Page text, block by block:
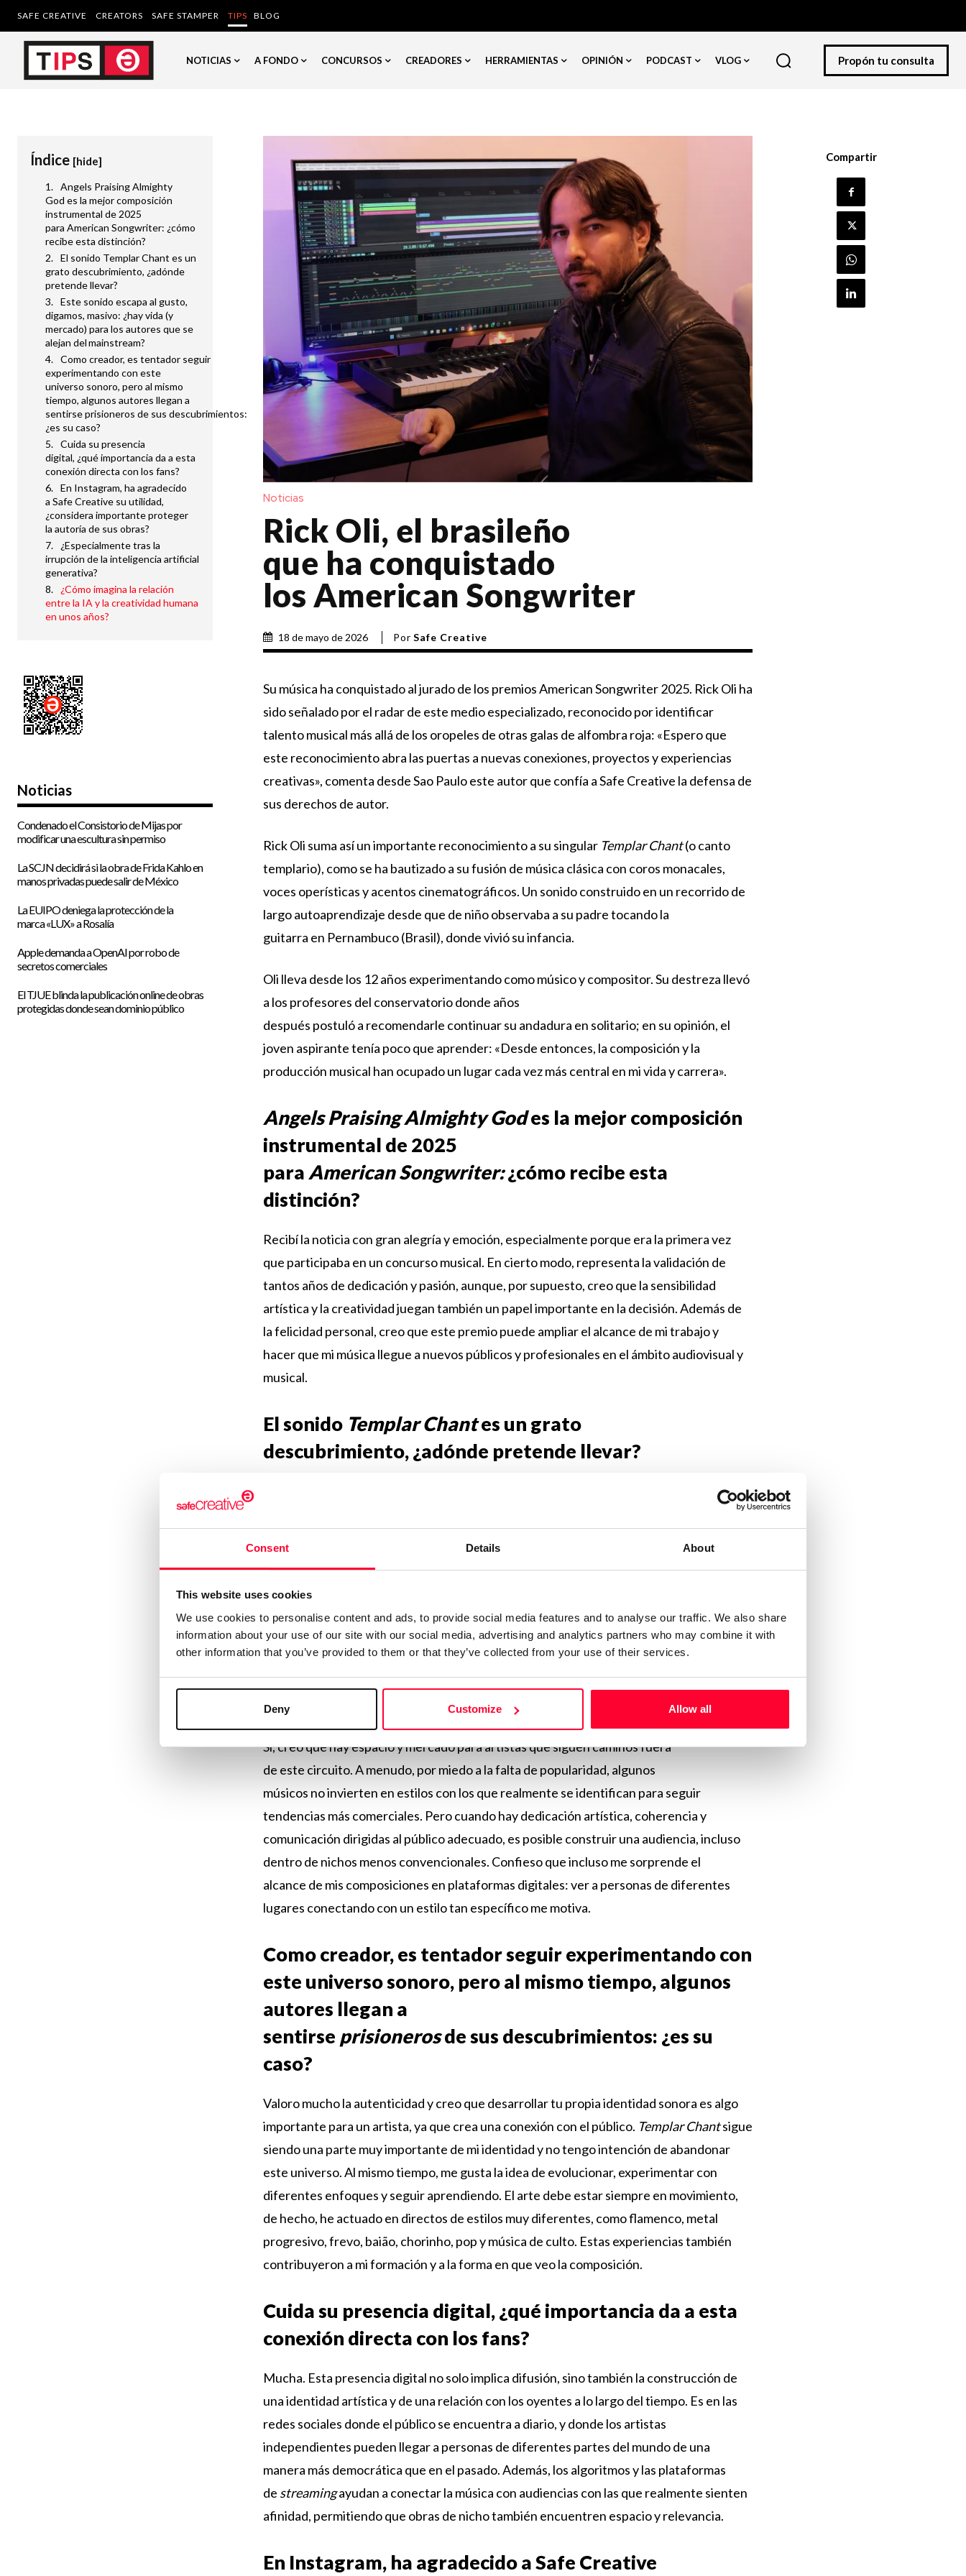
Consent Details About
This website uses cookies
We use cookies to personalise content and ads, to provide social media features and to analyse our traffic. We also share
information about your use of our site with our social media, advertising and analytics partners who may combine it with
other information that you’ve provided to them or that they’ve collected from your use of their services.
Deny Customize Allow all
SAFE CREATIVE CREATORS SAFE STAMPER TIPS BLOG
NOTICIAS A FONDO CONCURSOS CREADORES HERRAMIENTAS OPINIÓN PODCAST VLOG Propón tu consulta
Índice [hide]
Angels Praising Almighty
God es la mejor composición
instrumental de 2025
para American Songwriter: ¿cómo
recibe esta distinción?
El sonido Templar Chant es un
grato descubrimiento, ¿adónde
pretende llevar?
Este sonido escapa al gusto,
digamos, masivo: ¿hay vida (y
mercado) para los autores que se
alejan del mainstream?
Como creador, es tentador seguir
experimentando con este
universo sonoro, pero al mismo
tiempo, algunos autores llegan a
sentirse prisioneros de sus descubrimientos:
¿es su caso?
Cuida su presencia
digital, ¿qué importancia da a esta
conexión directa con los fans?
En Instagram, ha agradecido
a Safe Creative su utilidad,
¿considera importante proteger
la autoría de sus obras?
¿Especialmente tras la
irrupción de la inteligencia artificial
generativa?
¿Cómo imagina la relación
entre la IA y la creatividad humana
en unos años?
Noticias
Condenado el Consistorio de Mijas por
modificar una escultura sin permiso
La SCJN decidirá si la obra de Frida Kahlo en
manos privadas puede salir de México
La EUIPO deniega la protección de la
marca «LUX» a Rosalía
Apple demanda a OpenAI por robo de
secretos comerciales
El TJUE blinda la publicación online de obras
protegidas donde sean dominio público
Noticias
Rick Oli, el brasileño
que ha conquistado
los American Songwriter
18 de mayo de 2026 Por Safe Creative
Su música ha conquistado al jurado de los premios American Songwriter 2025. Rick Oli ha
sido señalado por el radar de este medio especializado, reconocido por identificar
talento musical más allá de los oropeles de otras galas de alfombra roja: «Espero que
este reconocimiento abra las puertas a nuevas conexiones, proyectos y experiencias
creativas», comenta desde Sao Paulo este autor que confía a Safe Creative la defensa de
sus derechos de autor.
Rick Oli suma así un importante reconocimiento a su singular Templar Chant(o canto
templario), como se ha bautizado a su fusión de música clásica con coros monacales,
voces operísticas y acentos cinematográficos. Un sonido construido en un recorrido de
largo autoaprendizaje desde que de niño observaba a su padre tocando la
guitarra en Pernambuco (Brasil), donde vivió su infancia.
Oli lleva desde los 12 años experimentando como músico y compositor. Su destreza llevó
a los profesores del conservatorio donde años
después postuló a recomendarle continuar su andadura en solitario; en su opinión, el
joven aspirante tenía poco que aprender: «Desde entonces, la composición y la
producción musical han ocupado un lugar cada vez más central en mi vida y carrera».
Angels Praising Almighty Godes la mejor composición
instrumental de 2025
para American Songwriter:¿cómo recibe esta
distinción?
Recibí la noticia con gran alegría y emoción, especialmente porque era la primera vez
que participaba en un concurso musical. En cierto modo, representa la validación de
tantos años de dedicación y pasión, aunque, por supuesto, creo que la sensibilidad
artística y la creatividad juegan también un papel importante en la decisión. Además de
la felicidad personal, creo que este premio puede ampliar el alcance de mi trabajo y
hacer que mi música llegue a nuevos públicos y profesionales en el ámbito audiovisual y
musical.
El sonido Templar Chantes un grato
descubrimiento, ¿adónde pretende llevar?
admirado profundamente como la música clásica, la ópera y el canto gregoriano. Es una
Este sonido escapa al gusto, digamos, masivo: ¿hay vida
(y mercado) para los autores que se alejan
del
Sí, creo que hay espacio y mercado para artistas que siguen caminos fuera
de este circuito. A menudo, por miedo a la falta de popularidad, algunos
músicos no invierten en estilos con los que realmente se identifican para seguir
tendencias más comerciales. Pero cuando hay dedicación artística, coherencia y
comunicación dirigidas al público adecuado, es posible construir una audiencia, incluso
dentro de nichos menos convencionales. Confieso que incluso me sorprende el
alcance de mis composiciones en plataformas digitales: ver a personas de diferentes
lugares conectando con un estilo tan específico me motiva.
Como creador, es tentador seguir experimentando con
este universo sonoro, pero al mismo tiempo, algunos
autores llegan a
sentirse prisionerosde sus descubrimientos: ¿es su
caso?
Valoro mucho la autenticidad y creo que desarrollar tu propia identidad sonora es algo
importante para un artista, ya que crea una conexión con el público. Templar Chantsigue
siendo una parte muy importante de mi identidad y no tengo intención de abandonar
este universo. Al mismo tiempo, me gusta la idea de evolucionar, experimentar con
diferentes enfoques y seguir aprendiendo. El arte debe estar siempre en movimiento,
de hecho, he actuado en directos de estilos muy diferentes, como flamenco, metal
progresivo, frevo, baião, chorinho, pop y música de culto. Estas experiencias también
contribuyeron a mi formación y a la forma en que veo la composición.
Cuida su presencia digital, ¿qué importancia da a esta
conexión directa con los fans?
Mucha. Esta presencia digital no solo implica difusión, sino también la construcción de
una identidad artística y de una relación con los oyentes a lo largo del tiempo. Es en las
redes sociales donde el público se encuentra a diario, y donde los artistas
independientes pueden llegar a personas de diferentes partes del mundo de una
manera más democrática que en el pasado. Además, los algoritmos y las plataformas
de streamingayudan a conectar la música con audiencias con las que realmente sienten
afinidad, permitiendo que obras de nicho también encuentren espacio y relevancia.
En Instagram, ha agradecido a Safe Creative
Compartir